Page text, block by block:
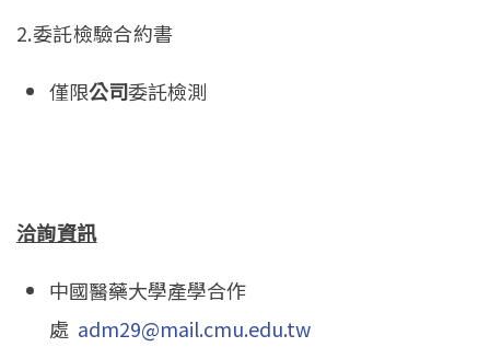
English(link is external)
2.委託檢驗合約書
僅限公司委託檢測
洽詢資訊
中國醫藥大學產學合作
處 adm29@mail.cmu.edu.tw